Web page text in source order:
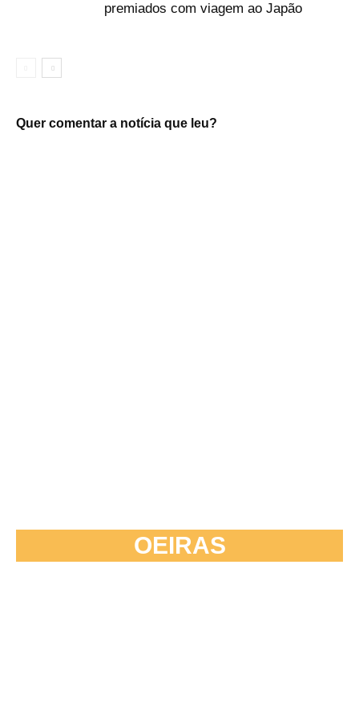
premiados com viagem ao Japão
Quer comentar a notícia que leu?
OEIRAS